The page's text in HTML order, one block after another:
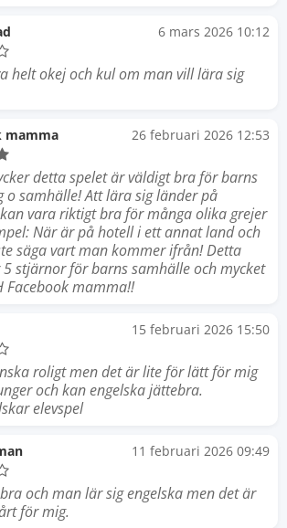
6 mars 2026 10:12
helt okej och kul om man vill lära sig
mamma 26 februari 2026 12:53
detta spelet är väldigt bra för barns
o samhälle! Att lära sig länder på
vara riktigt bra för många olika grejer
När är på hotell i ett annat land och
säga vart man kommer ifrån! Detta
stjärnor för barns samhälle och mycket
Facebook mamma!!
15 februari 2026 15:50
roligt men det är lite för lätt för mig
och kan engelska jättebra.
elevspel
11 februari 2026 09:49
och man lär sig engelska men det är
för mig.